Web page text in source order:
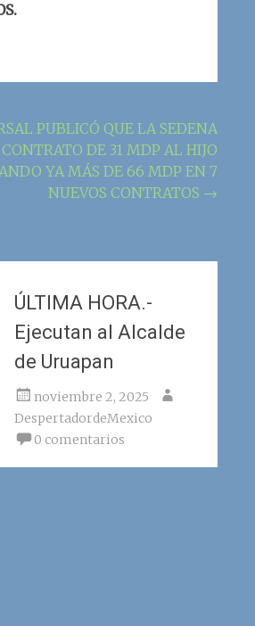
PUBLICÓ QUE LA SEDENA
DE 31 MDP AL HIJO
YA MÁS DE 66 MDP EN 7
NUEVOS CONTRATOS →
ÚLTIMA HORA.-
Ejecutan al Alcalde
de Uruapan
noviembre 2, 2025
DespertadordeMexico
0 comentarios